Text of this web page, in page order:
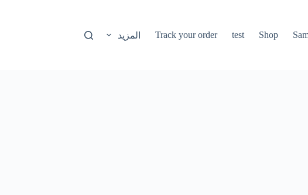
Shop
test
Track your order المزيد